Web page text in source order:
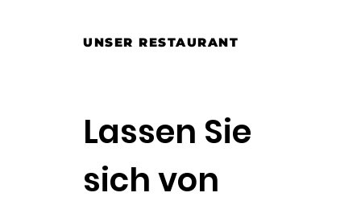
UNSER RESTAURANT
Lassen Sie
sich von